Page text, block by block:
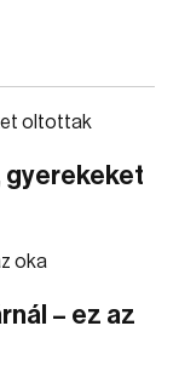
gyerekeket
– ez az